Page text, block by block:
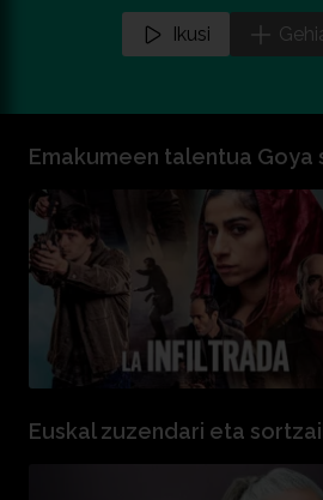
Ikusi
Emakumeen talentua Goya
Euskal zuzendari eta